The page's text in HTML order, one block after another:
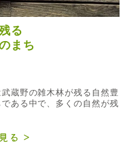
る
まち
蔵野の雑木林が残る自然豊
ある中で、多くの自然が残
る